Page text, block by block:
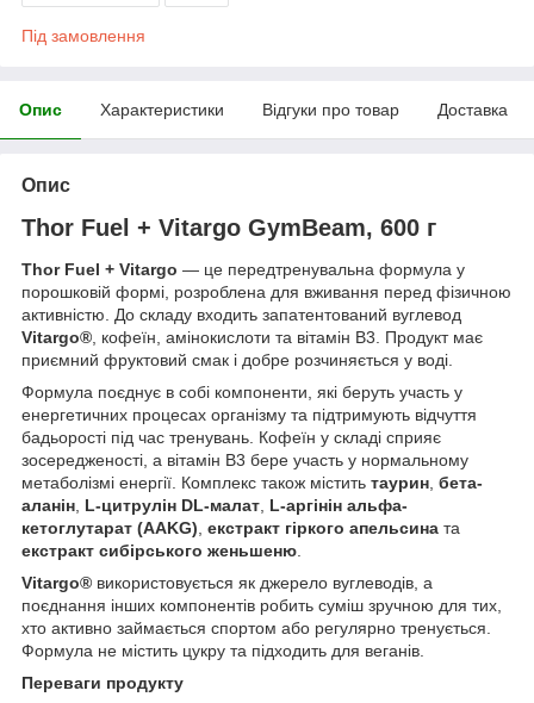
Під замовлення
Опис Характеристики Відгуки про товар Доставка
Опис
Thor Fuel + Vitargo GymBeam, 600 г
Thor Fuel + Vitargo — це передтренувальна формула у
порошковій формі, розроблена для вживання перед фізичною
активністю. До складу входить запатентований вуглевод
Vitargo®, кофеїн, амінокислоти та вітамін B3. Продукт має
приємний фруктовий смак і добре розчиняється у воді.
Формула поєднує в собі компоненти, які беруть участь у
енергетичних процесах організму та підтримують відчуття
бадьорості під час тренувань. Кофеїн у складі сприяє
зосередженості, а вітамін B3 бере участь у нормальному
метаболізмі енергії. Комплекс також містить таурин, бета-
аланін, L-цитрулін DL-малат, L-аргінін альфа-
кетоглутарат (AAKG), екстракт гіркого апельсина та
екстракт сибірського женьшеню.
Vitargo® використовується як джерело вуглеводів, а
поєднання інших компонентів робить суміш зручною для тих,
хто активно займається спортом або регулярно тренується.
Формула не містить цукру та підходить для веганів.
Переваги продукту